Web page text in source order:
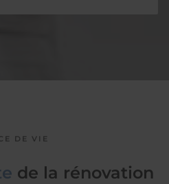
DE VIE
de la rénovation